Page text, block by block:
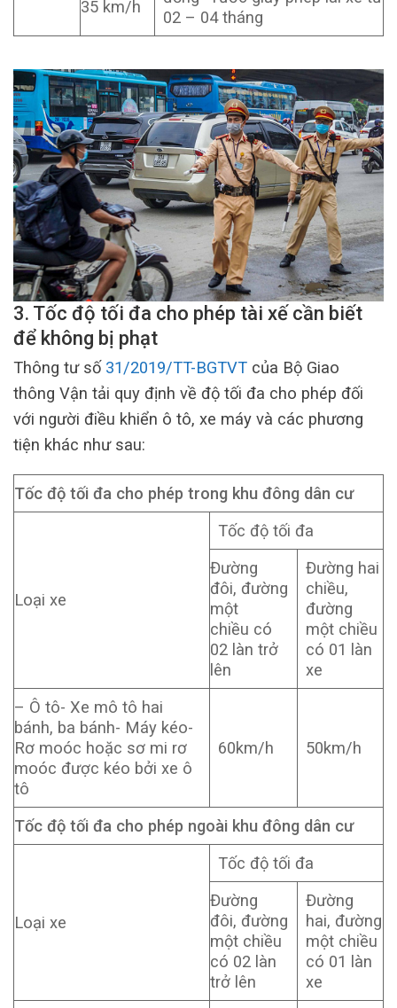
35 km/h
02 – 04 tháng
3. Tốc độ tối đa cho phép tài xế cần biết
để không bị phạt
Thông tư số 31/2019/TT-BGTVT của Bộ Giao
thông Vận tải quy định về độ tối đa cho phép đối
với người điều khiển ô tô, xe máy và các phương
tiện khác như sau:
Tốc độ tối đa cho phép trong khu đông dân cư
Loại xe
Tốc độ tối đa
Đường
đôi, đường
một
chiều có
02 làn trở
lên
Đường hai
chiều,
đường
một chiều
có 01 làn
xe
– Ô tô- Xe mô tô hai
bánh, ba bánh- Máy kéo-
Rơ moóc hoặc sơ mi rơ
moóc được kéo bởi xe ô
tô
60km/h 50km/h
Tốc độ tối đa cho phép ngoài khu đông dân cư
Loại xe
Tốc độ tối đa
Đường
đôi, đường
một chiều
có 02 làn
trở lên
Đường
hai, đường
một chiều
có 01 làn
xe